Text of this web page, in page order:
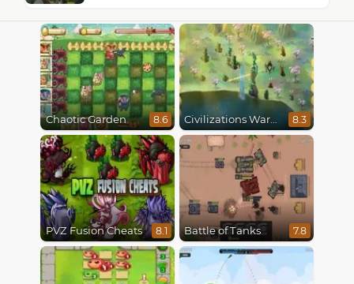
Chaotic Garden 8.6 Civilizations Wars Master Edition 8.3
PVZ Fusion Cheats 8.1 Battle of Tanks 7.8